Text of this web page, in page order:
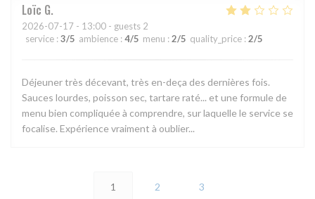
Loïc G
2026-07-17 - 13:00 - guests 2
service : 3/5 ambience : 4/5 menu : 2/5 quality_price : 2/5
Déjeuner très décevant, très en-deça des dernières fois.
Sauces lourdes, poisson sec, tartare raté... et une formule de
menu bien compliquée à comprendre, sur laquelle le service se
focalise. Expérience vraiment à oublier...
1 2 3